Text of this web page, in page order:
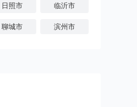
日照市 临沂市
聊城市 滨州市